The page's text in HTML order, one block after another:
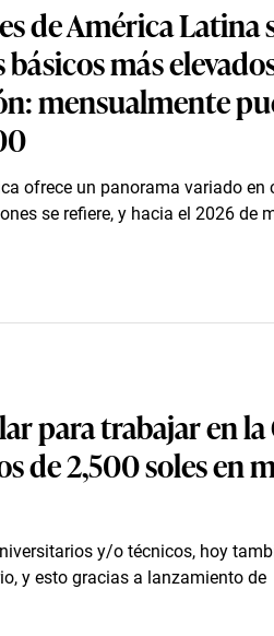
de América Latina
más
mensualmente
ofrece un panorama variado en
se refiere, y hacia el 2026 de
para trabajar en la
de 2,500 soles en
y/o técnicos, hoy
y esto gracias a lanzamiento de